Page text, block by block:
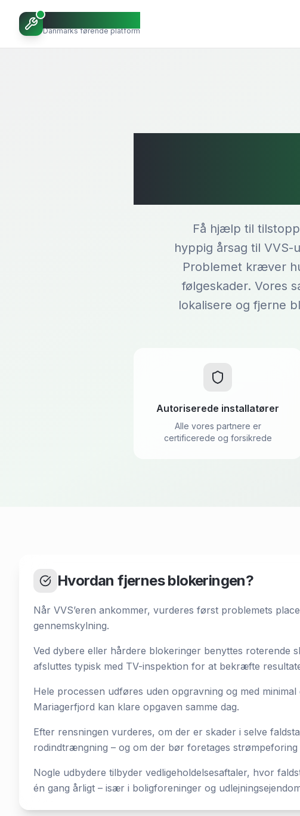
VVSBob
Danmarks førende platform
Få hjælp til
hyppig årsag til
Problemet kræver
følgeskader. Vores
lokalisere og fjerne
Autoriserede installatører
Alle vores partnere er
certificerede og forsikrede
Hvordan fjernes blokeringen?
Når VVS’eren ankommer, vurderes først problemets
gennemskylning.
Ved dybere eller hårdere blokeringer benyttes
afsluttes typisk med TV-inspektion for at bekræfte
Hele processen udføres uden opgravning og med
Mariagerfjord kan klare opgaven samme dag.
Efter rensningen vurderes, om der er skader i selve
rodindtrængning – og om der bør foretages
Nogle udbydere tilbyder vedligeholdelsesaftaler, hvor
én gang årligt – især i boligforeninger og